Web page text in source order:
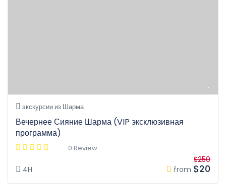
экскурсии из Шарма
Вечернее Сияние Шарма (VIP эксклюзивная
программа)
0 Review
4H from
$250
$20